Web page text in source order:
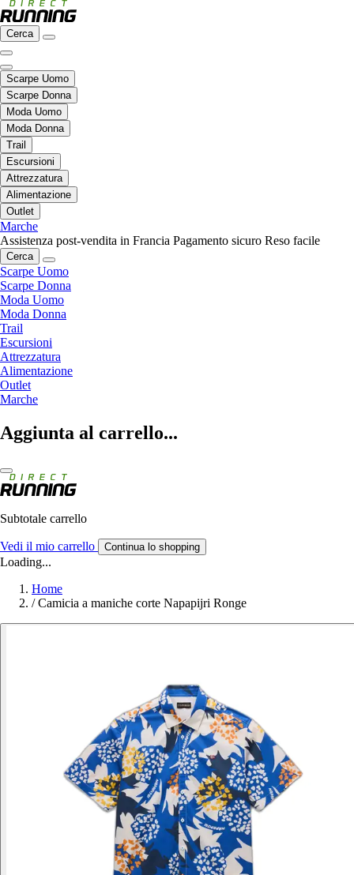
Cerca
Scarpe Uomo
Scarpe Donna
Moda Uomo
Moda Donna
Trail
Escursioni
Attrezzatura
Alimentazione
Outlet
Marche
Assistenza post-vendita in Francia Pagamento sicuro Reso facile
Cerca
Scarpe Uomo
Scarpe Donna
Moda Uomo
Moda Donna
Trail
Escursioni
Attrezzatura
Alimentazione
Outlet
Marche
Aggiunta al carrello...
Subtotale carrello
Vedi il mio carrello Continua lo shopping
Loading...
Home
/ Camicia a maniche corte Napapijri Ronge